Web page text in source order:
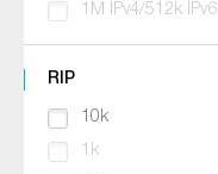
1M IPv4/512k IPv6
RIP
10k
1k